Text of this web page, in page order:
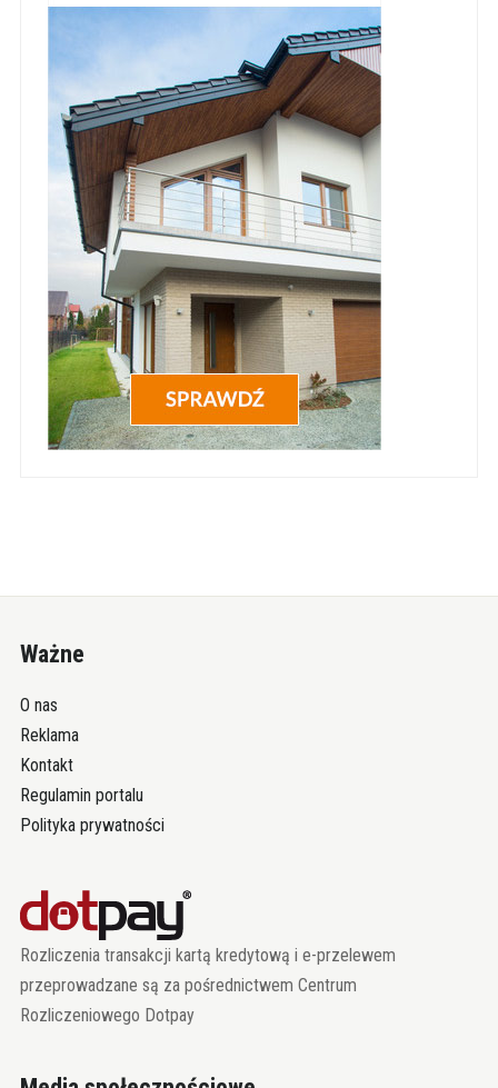
Ważne
O nas
Reklama
Kontakt
Regulamin portalu
Polityka prywatności
Rozliczenia transakcji kartą kredytową i e-przelewem
przeprowadzane są za pośrednictwem Centrum
Rozliczeniowego Dotpay